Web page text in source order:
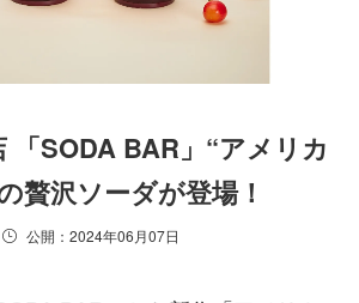
「SODA BAR」“アメリカ
贅沢ソーダが登場！
公開：2024年06月07日